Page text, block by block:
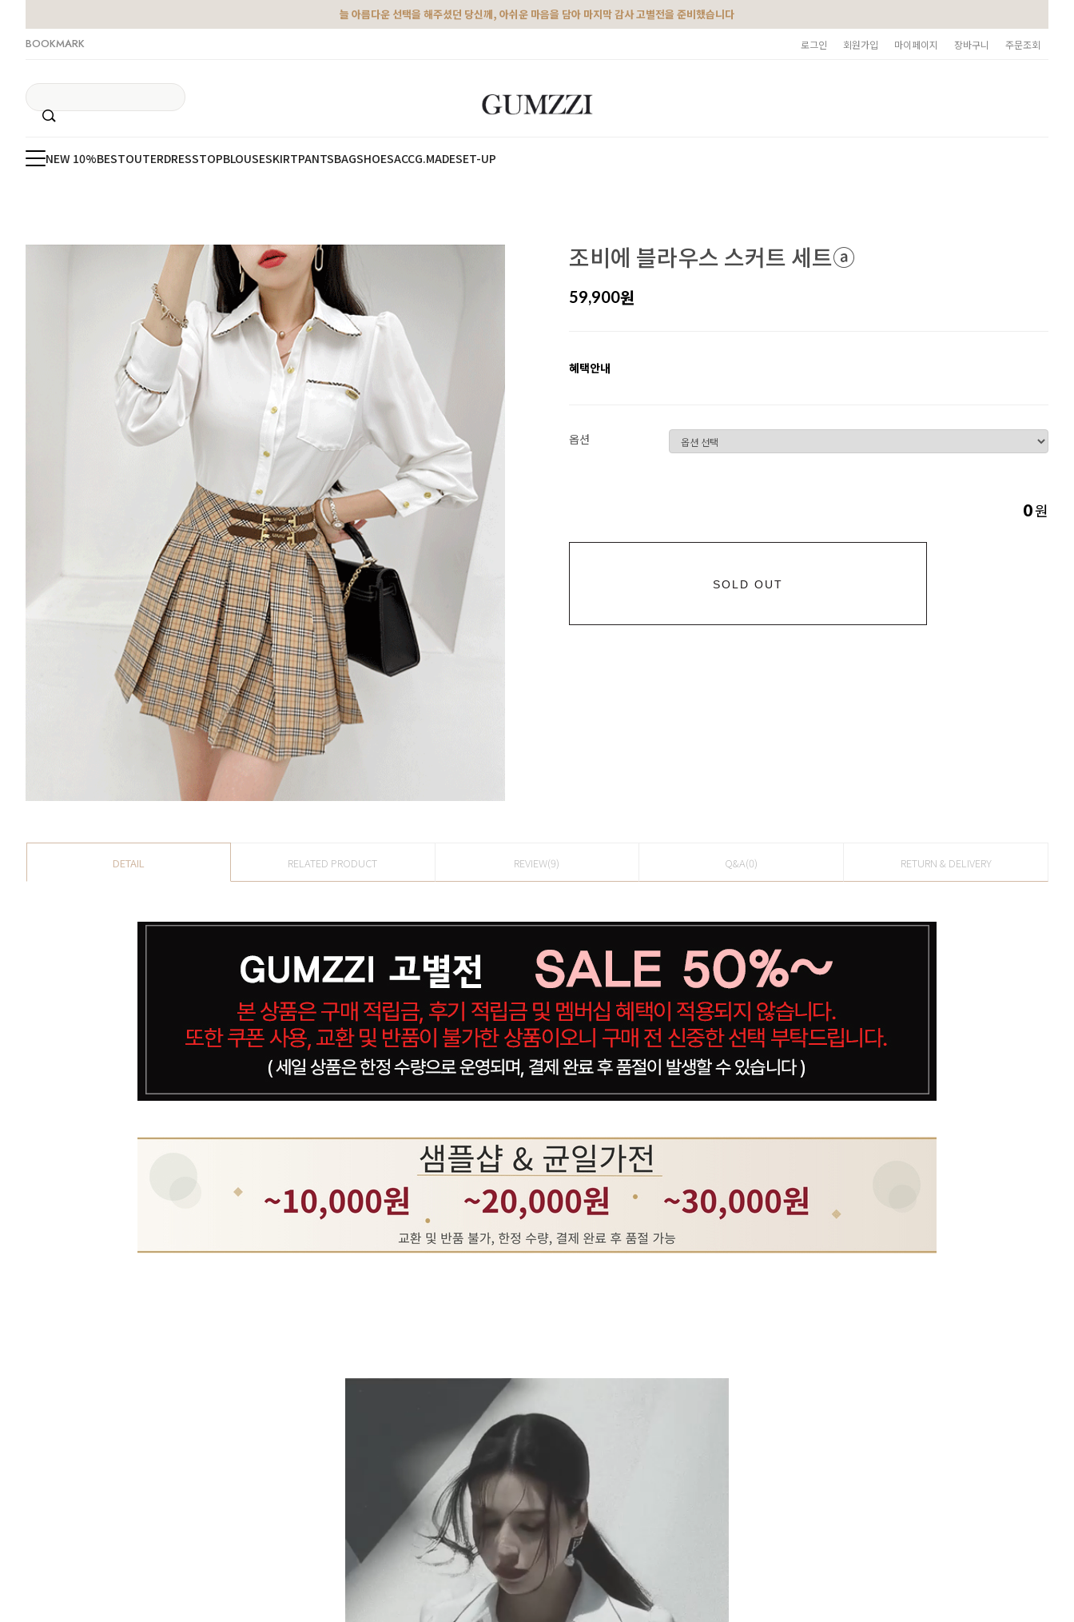
늘 아름다운 선택을 해주셨던 당신께, 아쉬운 마음을 담아 마지막 감사 고별전을 준비했습니다
BOOKMARK
로그인 회원가입 마이페이지 장바구니 주문조회
NEW 10%BESTOUTERDRESSTOPBLOUSESKIRTPANTSBAGSHOESACCG.MADESET-UP
조비에 블라우스 스커트 세트ⓐ
59,900원
혜택안내
옵션
0원
SOLD OUT
DETAIL RELATED PRODUCT REVIEW(9) Q&A(0) RETURN & DELIVERY